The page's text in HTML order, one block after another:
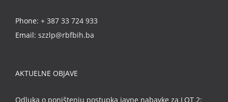
Phone: + 387 33 724 933
Email: szzlp@rbfbih.ba
AKTUELNE OBJAVE
Odluka o poništenju postupka javne nabavke za LOT 2: